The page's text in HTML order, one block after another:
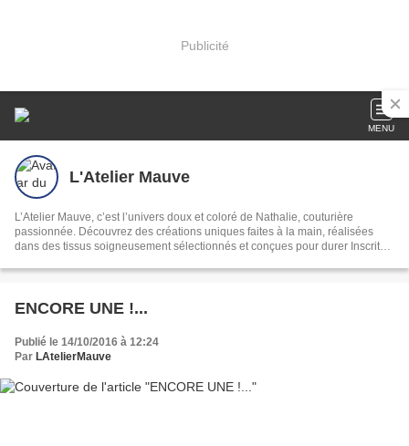
Publicité
MENU
L'Atelier Mauve
L’Atelier Mauve, c’est l’univers doux et coloré de Nathalie, couturière
passionnée. Découvrez des créations uniques faites à la main, réalisées
dans des tissus soigneusement sélectionnés et conçues pour durer Inscrite
https://lateliermauve.sumupstore.com
ENCORE UNE !...
Publié le 14/10/2016 à 12:24
Par LAtelierMauve